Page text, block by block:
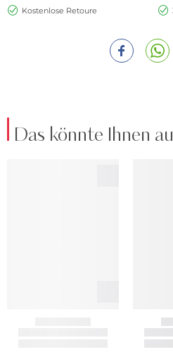
Kostenlose Retoure
Das könnte Ihnen